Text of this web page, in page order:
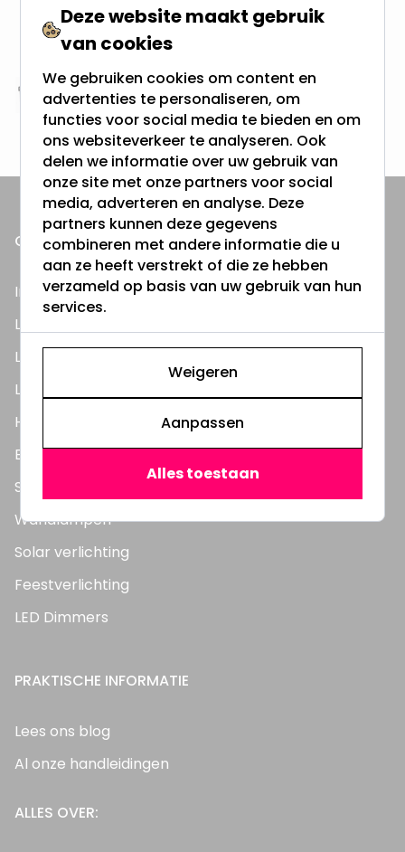
Gratis verzending + snel geleverd
Vanaf EUR100,- naar NL & BE
& 100 dagen recht op retour
Altijd uit eigen voorraad
3000m2 - 60.000+ Producten
ONZE PRODUCTEN
Inbouwspots
LED Lampen
LED TL Buizen
LED Panelen
Highbay's / Ufo's
Bouwlampen
Straatlampen
Wandlampen
Solar verlichting
Feestverlichting
LED Dimmers
PRAKTISCHE INFORMATIE
Lees ons blog
Al onze handleidingen
ALLES OVER:
Deze website maakt gebruik
van cookies
We gebruiken cookies om content en
advertenties te personaliseren, om
functies voor social media te bieden en om
ons websiteverkeer te analyseren. Ook
delen we informatie over uw gebruik van
onze site met onze partners voor social
media, adverteren en analyse. Deze
partners kunnen deze gegevens
combineren met andere informatie die u
aan ze heeft verstrekt of die ze hebben
verzameld op basis van uw gebruik van hun
services.
Weigeren
Aanpassen
Alles toestaan